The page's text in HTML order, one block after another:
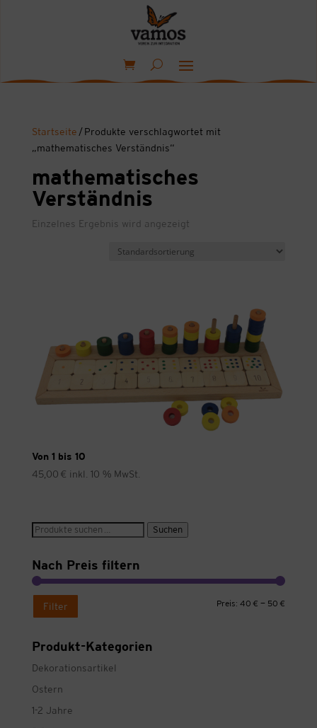
Startseite / Produkte verschlagwortet mit
„mathematisches Verständnis“
mathematisches
Verständnis
Einzelnes Ergebnis wird angezeigt
Von 1 bis 10
45,00 € inkl. 10 % MwSt.
Suche
Suchen
Nach Preis filtern
Filter Preis:40 € — 50 €
Produkt-Kategorien
Dekorationsartikel
Ostern
1-2 Jahre